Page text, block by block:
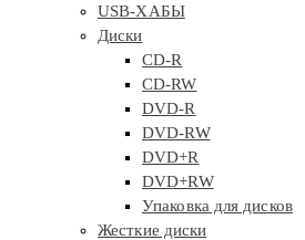
USB-ХАБЫ
Диски
CD-R
CD-RW
DVD-R
DVD-RW
DVD+R
DVD+RW
Упаковка для дисков
Жесткие диски